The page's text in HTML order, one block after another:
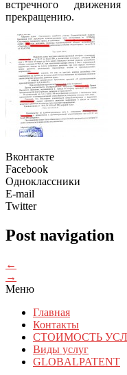
встречного
прекращению.
Вконтакте
Facebook
Одноклассники
E-mail
Twitter
Post navigation
←
→
Меню
Главная
Контакты
СТОИМОСТЬ
Виды услуг
GLOBALPATENT